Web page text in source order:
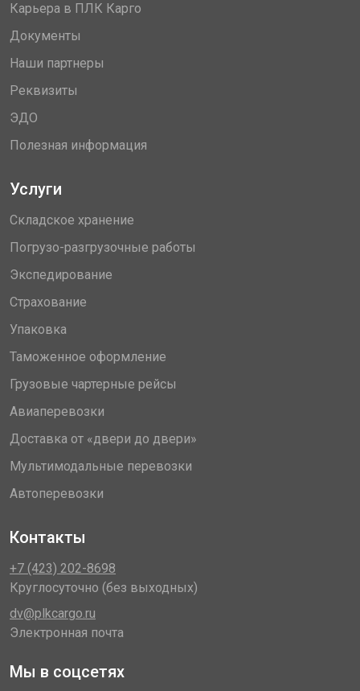
Карьера в ПЛК Карго
Документы
Наши партнеры
Реквизиты
ЭДО
Полезная информация
Услуги
Складское хранение
Погрузо-разгрузочные работы
Экспедирование
Страхование
Упаковка
Таможенное оформление
Грузовые чартерные рейсы
Авиаперевозки
Доставка от «двери до двери»
Мультимодальные перевозки
Автоперевозки
Контакты
+7 (423) 202-8698
Круглосуточно (без выходных)
dv@plkcargo.ru
Электронная почта
Мы в соцсетях